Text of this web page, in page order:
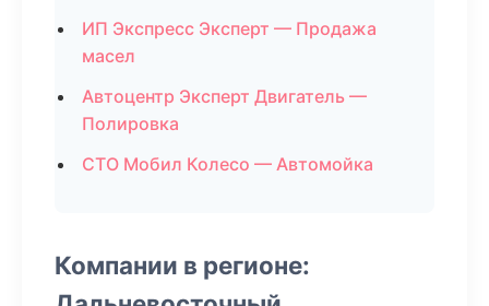
ИП Экспресс Эксперт — Продажа
масел
Автоцентр Эксперт Двигатель —
Полировка
СТО Мобил Колесо — Автомойка
Компании в регионе: